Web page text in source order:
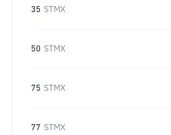
35 STMX
50 STMX
75 STMX
77 STMX